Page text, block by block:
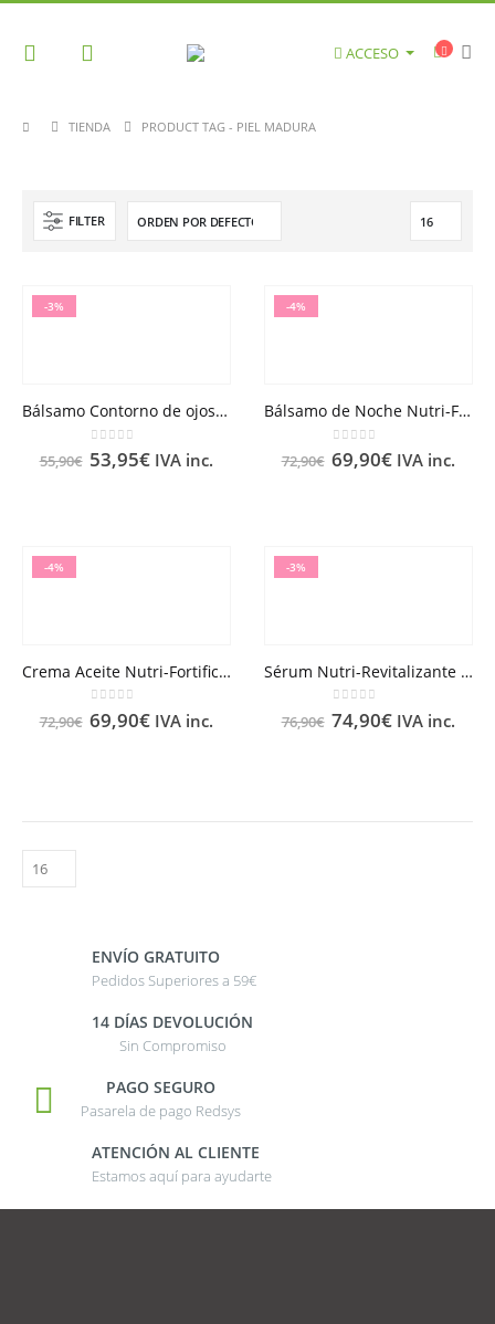
ACCESO
TIENDA PRODUCT TAG - PIEL MADURA
FILTER
-3%
Bálsamo Contorno de ojos Luminosidad Nuxuriance® Gold 15ml
0out of 5
55,90€ 53,95€ IVA inc.
-4%
Bálsamo de Noche Nutri-Fortificante Nuxuriance® Gold 50ml
0out of 5
72,90€ 69,90€ IVA inc.
-4%
Crema Aceite Nutri-Fortificante Nuxuriance® Gold 50ml
0out of 5
72,90€ 69,90€ IVA inc.
-3%
Sérum Nutri-Revitalizante Nuxuriance® Gold 30ml
0out of 5
76,90€ 74,90€ IVA inc.
ENVÍO GRATUITO
Pedidos Superiores a 59€
14 DÍAS DEVOLUCIÓN
Sin Compromiso
PAGO SEGURO
Pasarela de pago Redsys
ATENCIÓN AL CLIENTE
Estamos aquí para ayudarte